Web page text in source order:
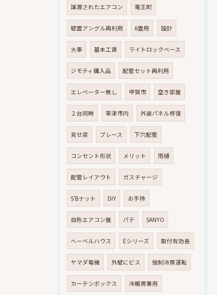
譲渡されたエアコン 竜王町
壁面アングル再利用 6畳用 設計
大事 基本工賃 ライトロックベース
ジモティ購入品 配管セット再利用
エレベーター無し 甲賀市 空き部屋
２台同時 草津市内 外装パネル修復
見せ梁 ブレース 下穴配管
コンセント形状 メリット 雨樋
配管レイアウト ガスチャージ
S’Bナット DIY お手持
自称エアコン屋 パテ SANYO
へーベルハウス Eシリーズ 取付有効長
ヤマダ電機 外壁にビス 強制冷房運転
カーテンボックス 冷暖房兼用